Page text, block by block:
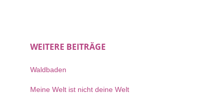
WEITERE BEITRÄGE
Waldbaden
Meine Welt ist nicht deine Welt